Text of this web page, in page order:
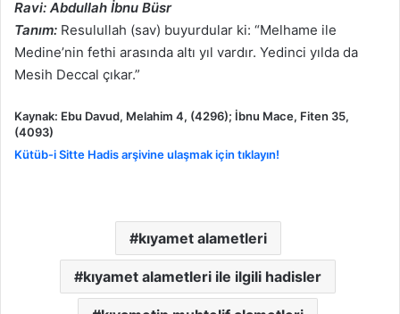
Ravi: Abdullah İbnu Büsr
Tanım: Resulullah (sav) buyurdular ki: “Melhame ile
Medine’nin fethi arasında altı yıl vardır. Yedinci yılda da
Mesih Deccal çıkar.”
Kaynak: Ebu Davud, Melahim 4, (4296); İbnu Mace, Fiten 35,
(4093)
Kütüb-i Sitte Hadis arşivine ulaşmak için tıklayın!
kıyamet alametleri
kıyamet alametleri ile ilgili hadisler